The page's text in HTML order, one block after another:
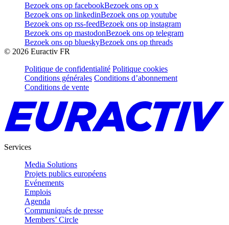
Bezoek ons op facebookBezoek ons op x
Bezoek ons op linkedinBezoek ons op youtube
Bezoek ons op rss-feedBezoek ons op instagram
Bezoek ons op mastodonBezoek ons op telegram
Bezoek ons op blueskyBezoek ons op threads
© 2026 Euractiv FR
Politique de confidentialité Politique cookies
Conditions générales Conditions d’abonnement
Conditions de vente
Services
Media Solutions
Projets publics européens
Evénements
Emplois
Agenda
Communiqués de presse
Members’ Circle